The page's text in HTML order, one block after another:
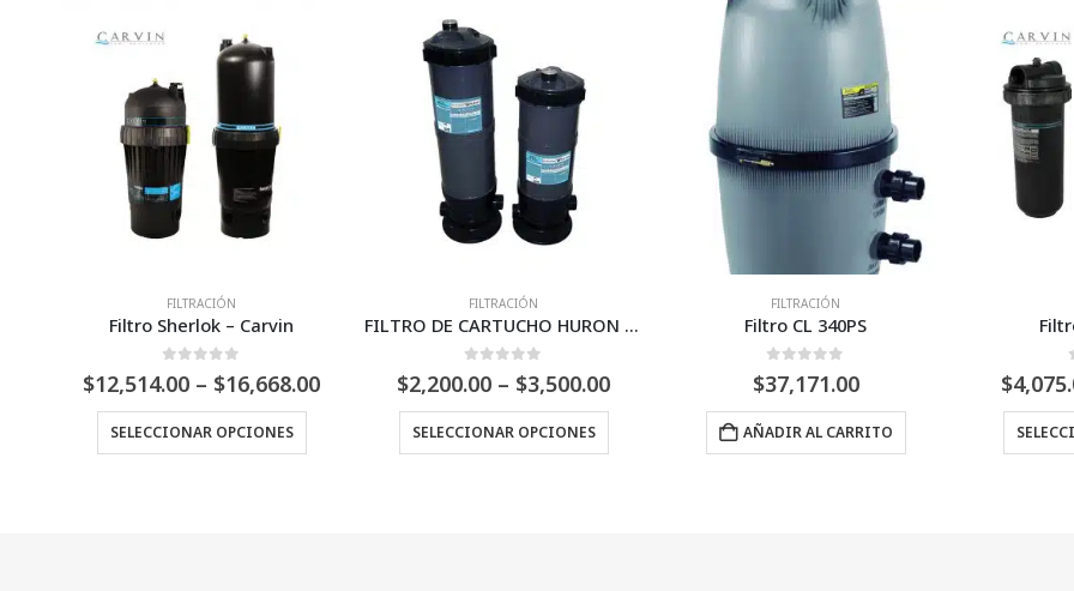
Filtro Sherlok – Carvin
Fuera de 5
12,514.00 – $16,668.00Price
range:
$12,514.00
through
SELECCIONAR OPCIONES
Este producto tiene múltiples variantes. Las opciones se pueden elegir en la página de producto
FILTRO DE CARTUCHO HURON – INTER WATER
Fuera de 5
$2,200.00 – $3,500.00Price
range:
$2,200.00
through
SELECCIONAR OPCIONES
Este producto tiene múltiples variantes. Las opciones se pueden elegir en la página de producto
Filtro CL 340PS
Fuera de 5
37,171.00
AÑADIR AL CARRITO
Filtro CFR
Fuera de
4,075.00 – $
SELECCIONAR